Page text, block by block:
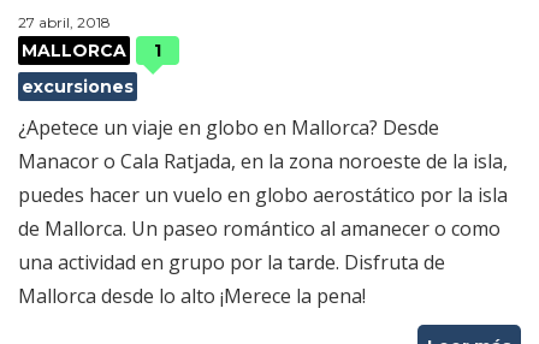
27 abril, 2018
MALLORCA
1
excursiones
¿Apetece un viaje en globo en Mallorca? Desde
Manacor o Cala Ratjada, en la zona noroeste de la isla,
puedes hacer un vuelo en globo aerostático por la isla
de Mallorca. Un paseo romántico al amanecer o como
una actividad en grupo por la tarde. Disfruta de
Mallorca desde lo alto ¡Merece la pena!